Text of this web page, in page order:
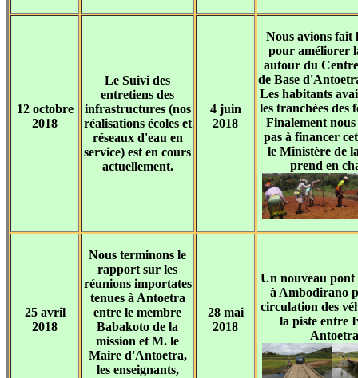
12 octobre
2018
Le Suivi des
entretiens des
infrastructures (nos
réalisations écoles et
réseaux d'eau en
service) est en cours
actuellement.
4 juin
2018
Nous avions fait
pour améliorer
autour du
de Base
Les habitants
les tranchées des
Finalement
pas à financer
le Ministère de
prend en
25 avril
2018
Nous terminons le
rapport sur les
réunions importates
tenues à Antoetra
entre le membre
Babakoto de la
mission et M. le
Maire d'Antoetra,
les enseignants,
28 mai
2018
Un nouveau
à Ambodirano
circulation des
la piste entre